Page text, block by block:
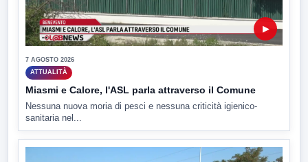
▶
7 AGOSTO 2026
ATTUALITÀ
Miasmi e Calore, l'ASL parla attraverso il Comune
Nessuna nuova moria di pesci e nessuna criticità igienico-
sanitaria nel...